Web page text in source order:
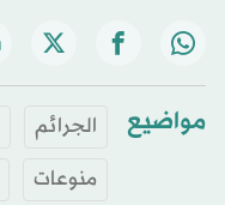
مواضيع الجرائم
منوعات